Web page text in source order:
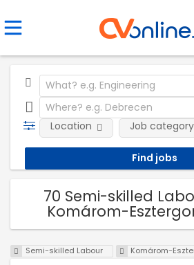
Location Job category
70 Semi-skilled
Komárom-
Semi-skilled Labour Komárom-